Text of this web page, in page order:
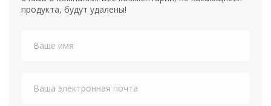
продукта, будут удалены!